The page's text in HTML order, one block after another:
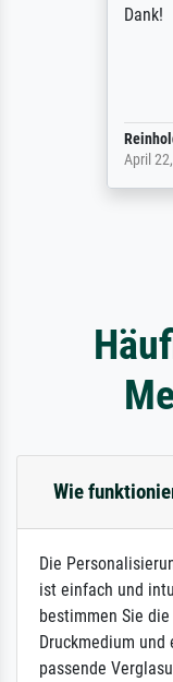
Dank!
Reinhold,@
April 22, 2026
Wie
Die
ist einfach und
bestimmen Sie
Druckmedium und
passende